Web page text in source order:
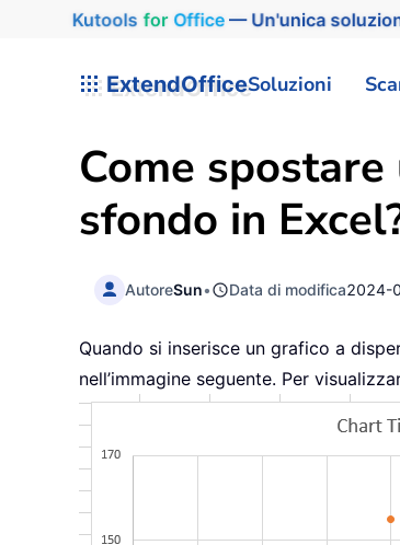
Kutools for Office— Un'unica
ExtendOfficeSoluzioni
Come
sfondo in
AutoreSun• Data di modifica2024-
Quando si inserisce un grafico a
nell’immagine seguente. Per